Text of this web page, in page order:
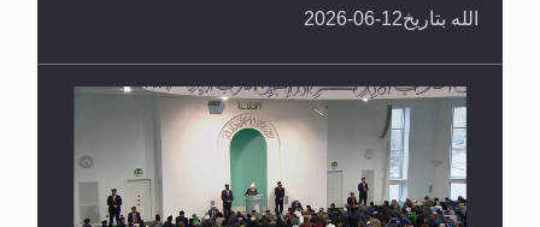
الله بتاريخ12-06-2026